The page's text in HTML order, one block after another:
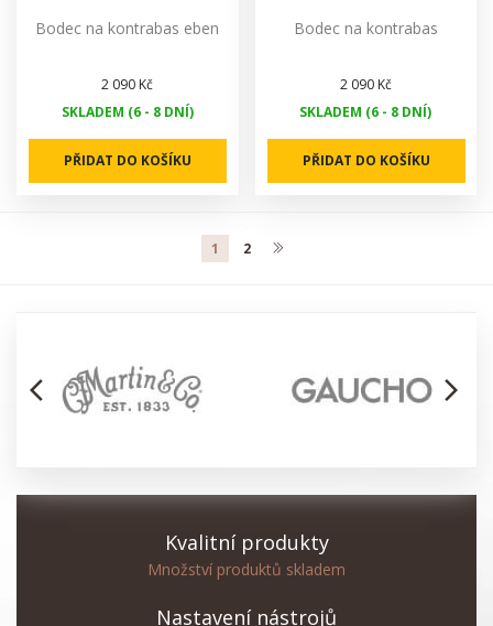
Bodec na kontrabas eben
2 090 Kč
SKLADEM (6 - 8 DNÍ)
PŘIDAT DO KOŠÍKU
Bodec na kontrabas
2 090 Kč
SKLADEM (6 - 8 DNÍ)
PŘIDAT DO KOŠÍKU
1 2
arrow_back_ios arrow_forward_ios
Kvalitní produkty
Množství produktů skladem
Nastavení nástrojů